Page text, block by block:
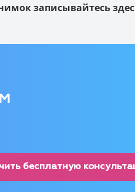
записывайтесь
бесплатную